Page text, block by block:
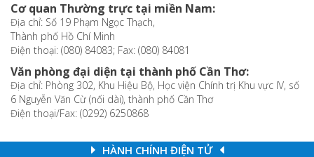
Cơ quan Thường trực tại miền Nam:
Địa chỉ: Số 19 Phạm Ngọc Thạch,
Thành phố Hồ Chí Minh
Điện thoại: (080) 84083; Fax: (080) 84081
Văn phòng đại diện tại thành phố Cần Thơ:
Địa chỉ: Phòng 302, Khu Hiệu Bộ, Học viện Chính trị Khu vực IV, số
6 Nguyễn Văn Cừ (nối dài), thành phố Cần Thơ
Điện thoại/Fax: (0292) 6250868
HÀNH CHÍNH ĐIỆN TỬ